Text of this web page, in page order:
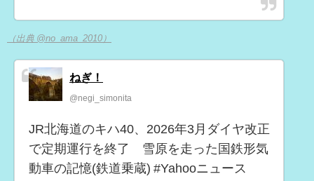
（出典 @no_ama_2010）
ねぎ！
@negi_simonita
JR北海道のキハ40、2026年3月ダイヤ改正
で定期運行を終了 雪原を走った国鉄形気
動車の記憶(鉄道乗蔵) #Yahooニュース